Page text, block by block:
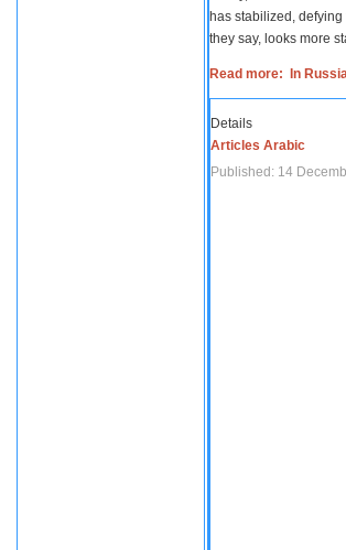
has stabilized, defying
they say, looks more
Read more: In
Details
Articles Arabic
Published: 14